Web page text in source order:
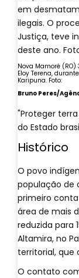
Nova Mamoré
Eloy Terena,
Karipuna. Foto:
Bruno Peres/
"Proteger
do Estado
Histórico
O povo
população de
primeiro
área de mais
reduzida para
Altamira, no
territorial, que
O contato